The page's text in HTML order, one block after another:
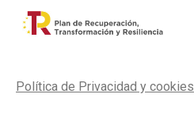
new
windowwindowwindowwindow
Política de Privacidad y cookies